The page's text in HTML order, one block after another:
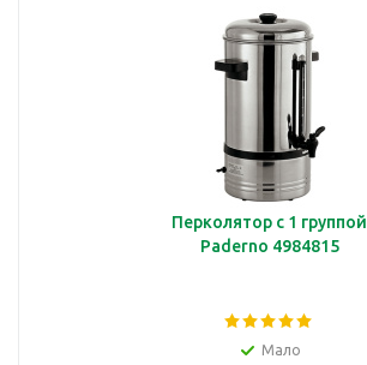
Перколятор с 1 группой
Paderno 4984815
Мало